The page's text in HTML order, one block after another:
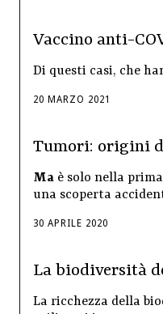
Vaccino anti-
Di questi casi, che
20 MARZO 2021
Tumori: origini
Ma è solo nella
una scoperta
30 APRILE 2020
La biodiversità
La ricchezza della